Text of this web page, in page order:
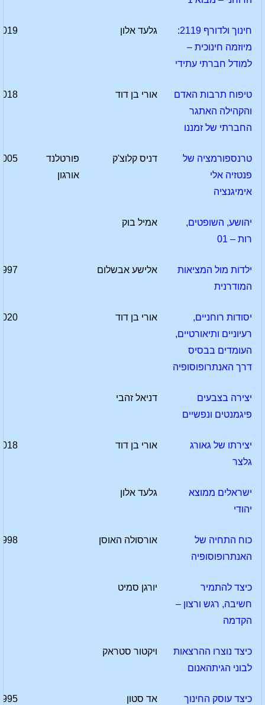
חינוך ולדורף 2119:
מיוזמה חינוכית –
למודל חברתי עתידי
גלעד אלון
טיפוח תרבות האדם
והקהילה האתגר
החברתי של זמננו
אורי בן דוד
טרנספורמציה של
פנטזיה אלי
אימיגנציה
דניס קלוצ'ק
פורטלנד
אורגון
יהושע, השופטים,
רות – 01
אמיל בוק
ילדות מול המציאות
המודרנית
אלישע אבשלום
יסודות רוחניים,
רעיוניים ותיאורטיים,
העומדים בבסיס
דרך האנתרופוסופיה
אורי בן דוד
יצירה בצבעים
פיגמנטים ונפשיים
דניאל זהבי
יצירתו של גאורג
גלצר
אורי בן דוד
ישראלים ממוצא
יהודי
גלעד אלון
כוח התחיה של
האנתרופוסופיה
אורסולה האוסן
כיצד להתמיר
חשיבה, רגש ורצון –
הקדמה
יורגן סמיט
כיצד נוצרו ההרצאות
לבוני הגיתהאנום
ויקטור סטראק
כיצד עוסק החינוך
אד סטון